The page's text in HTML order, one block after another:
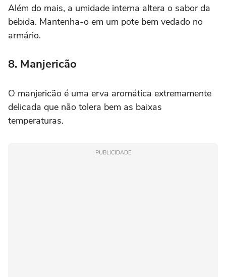
Além do mais, a umidade interna altera o sabor da
bebida. Mantenha-o em um pote bem vedado no
armário.
8. Manjericão
O manjericão é uma erva aromática extremamente
delicada que não tolera bem as baixas
temperaturas.
PUBLICIDADE